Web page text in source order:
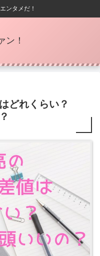
ンタメだ！
ン！
どれくらい？